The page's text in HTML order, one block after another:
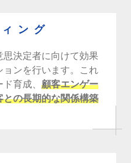
ング
思決定者に向けて効果
ョンを行います。これ
育成、 顧客エンゲー
の長期的な関係構築